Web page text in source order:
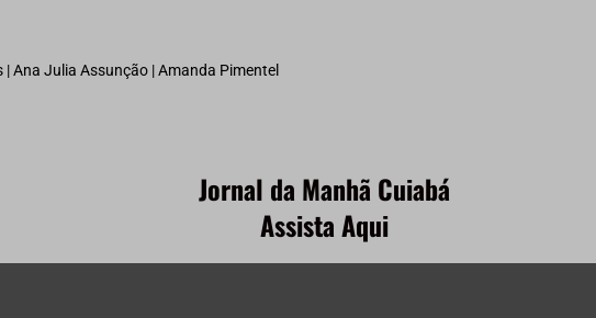
Ana Julia Assunção | Amanda Pimentel
Jornal da Manhã Cuiabá
Assista Aqui